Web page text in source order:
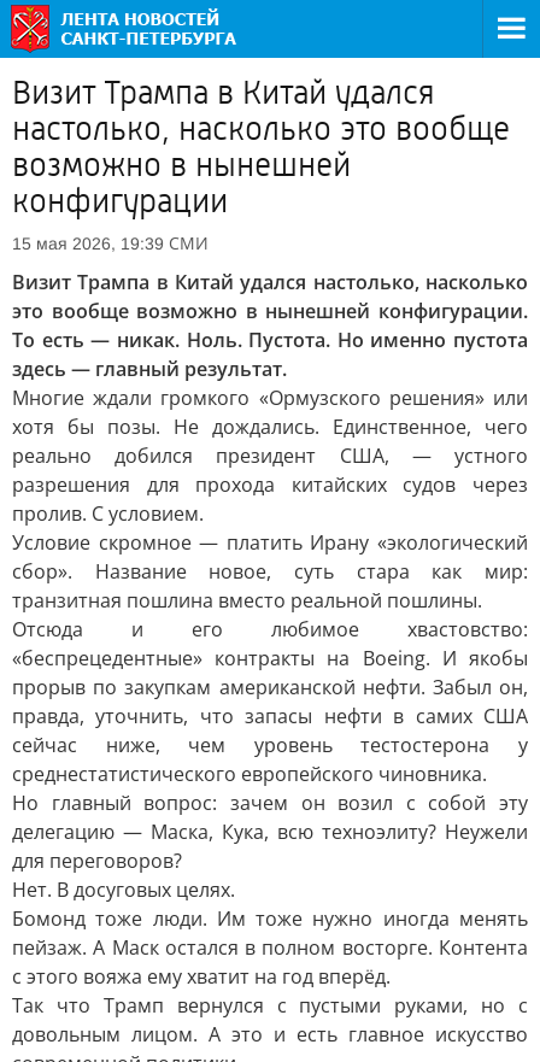
Визит Трампа в Китай удался
настолько, насколько это вообще
возможно в нынешней
конфигурации
15 мая 2026, 19:39 СМИ
Визит Трампа в Китай удался настолько, насколько
это вообще возможно в нынешней конфигурации.
То есть — никак. Ноль. Пустота. Но именно пустота
здесь — главный результат.
Многие ждали громкого «Ормузского решения» или
хотя бы позы. Не дождались. Единственное, чего
реально добился президент США, — устного
разрешения для прохода китайских судов через
пролив. С условием.
Условие скромное — платить Ирану «экологический
сбор». Название новое, суть стара как мир:
транзитная пошлина вместо реальной пошлины.
Отсюда и его любимое хвастовство:
«беспрецедентные» контракты на Boeing. И якобы
прорыв по закупкам американской нефти. Забыл он,
правда, уточнить, что запасы нефти в самих США
сейчас ниже, чем уровень тестостерона у
среднестатистического европейского чиновника.
Но главный вопрос: зачем он возил с собой эту
делегацию — Маска, Кука, всю техноэлиту? Неужели
для переговоров?
Нет. В досуговых целях.
Бомонд тоже люди. Им тоже нужно иногда менять
пейзаж. А Маск остался в полном восторге. Контента
с этого вояжа ему хватит на год вперёд.
Так что Трамп вернулся с пустыми руками, но с
довольным лицом. А это и есть главное искусство